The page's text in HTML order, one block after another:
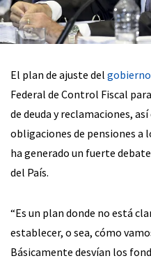
El plan de ajuste del gobierno
Federal de Control Fiscal
de deuda y reclamaciones,
obligaciones de pensiones a
ha generado un fuerte
del País.
“Es un plan donde no está
establecer, o sea, cómo
Básicamente desvían los